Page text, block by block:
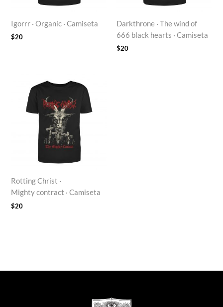
Igorrr · Organic · Camiseta
$20
Darkthrone · The wind of
666 black hearts · Camiseta
$20
Rotting Christ ·
Mighty contract · Camiseta
$20